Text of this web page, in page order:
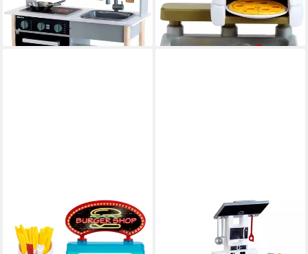
-26%
lieferbar - in 6-8 Werktagen bei dir
-13%
lieferbar - in 1-2 Werktagen bei dir
Spielküche My Market -
Burger Station Kunststoff
Spielküche Bosch, Modern
Style Kunststoff, mit Sound;